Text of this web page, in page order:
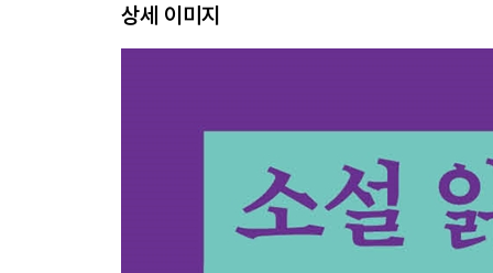
8장 소설은 한 사람을 알게 하는데 그게 나일 수 있
9장 소설이 묵상의 도구가 될 수 있다 / 182
10장 작가의 이야기를 독자가 완성한다 / 202
11장 작가가 말하지 않은 것도 읽어내야 한다 / 219
에필로그 하나님의 꿈은 우리 모두 주인공의 자리
상세 이미지